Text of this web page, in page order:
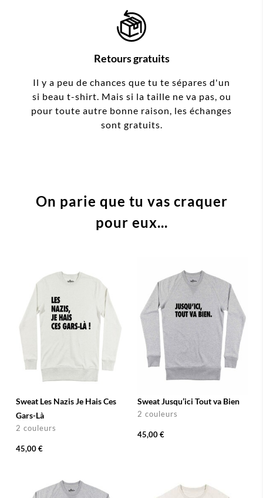
Retours gratuits
Il y a peu de chances que tu te sépares d'un
si beau t-shirt. Mais si la taille ne va pas, ou
pour toute autre bonne raison, les échanges
sont gratuits.
On parie que tu vas craquer
pour eux...
Sweat Les Nazis Je Hais Ces
Gars-Là
2 couleurs
45,00 €
Sweat Jusqu’ici Tout va Bien
2 couleurs
45,00 €